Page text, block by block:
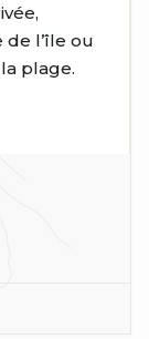
l’île ou
plage.